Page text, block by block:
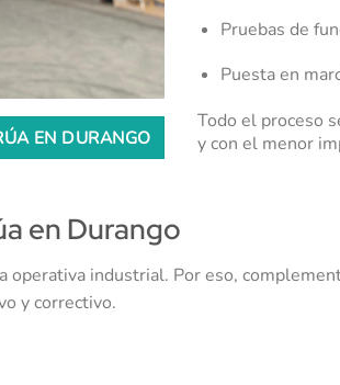
EN DURANGO
Pruebas de
Puesta en
Todo el proceso
y con el menor
en Durango
industrial. Por eso,
y correctivo.